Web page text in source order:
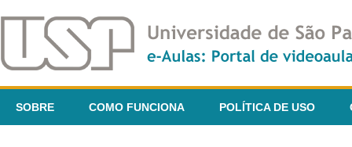
SOBRE COMO FUNCIONA POLÍTICA DE USO